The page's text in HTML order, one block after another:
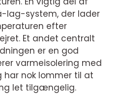
lag-system, der lader
efter
Et andet centralt
er en god
varmeisolering med
nok lommer til at
let tilgængelig.